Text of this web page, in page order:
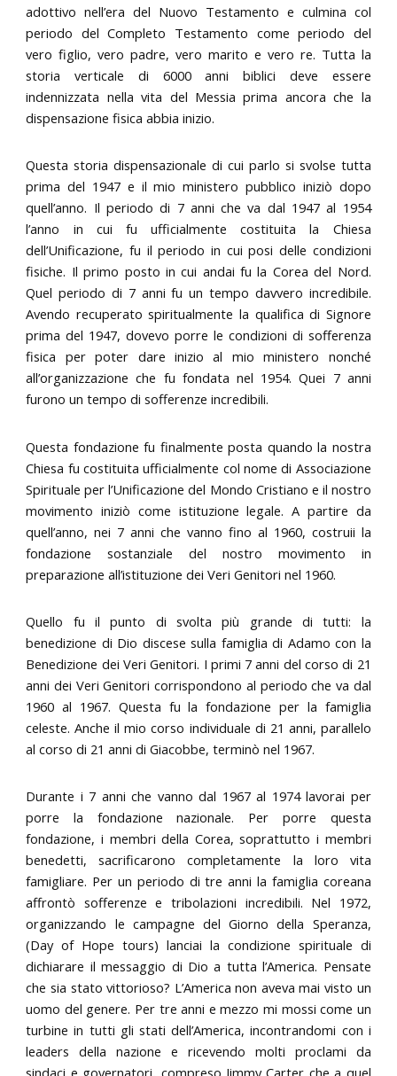
adottivo nell’era del Nuovo Testamento e culmina col
periodo del Completo Testamento come periodo del
vero figlio, vero padre, vero marito e vero re. Tutta la
storia verticale di 6000 anni biblici deve essere
indennizzata nella vita del Messia prima ancora che la
dispensazione fisica abbia inizio.
Questa storia dispensazionale di cui parlo si svolse tutta
prima del 1947 e il mio ministero pubblico iniziò dopo
quell’anno. Il periodo di 7 anni che va dal 1947 al 1954
l’anno in cui fu ufficialmente costituita la Chiesa
dell’Unificazione, fu il periodo in cui posi delle condizioni
fisiche. Il primo posto in cui andai fu la Corea del Nord.
Quel periodo di 7 anni fu un tempo davvero incredibile.
Avendo recuperato spiritualmente la qualifica di Signore
prima del 1947, dovevo porre le condizioni di sofferenza
fisica per poter dare inizio al mio ministero nonché
all’organizzazione che fu fondata nel 1954. Quei 7 anni
furono un tempo di sofferenze incredibili.
Questa fondazione fu finalmente posta quando la nostra
Chiesa fu costituita ufficialmente col nome di Associazione
Spirituale per l’Unificazione del Mondo Cristiano e il nostro
movimento iniziò come istituzione legale. A partire da
quell’anno, nei 7 anni che vanno fino al 1960, costruii la
fondazione sostanziale del nostro movimento in
preparazione all’istituzione dei Veri Genitori nel 1960.
Quello fu il punto di svolta più grande di tutti: la
benedizione di Dio discese sulla famiglia di Adamo con la
Benedizione dei Veri Genitori. I primi 7 anni del corso di 21
anni dei Veri Genitori corrispondono al periodo che va dal
1960 al 1967. Questa fu la fondazione per la famiglia
celeste. Anche il mio corso individuale di 21 anni, parallelo
al corso di 21 anni di Giacobbe, terminò nel 1967.
Durante i 7 anni che vanno dal 1967 al 1974 lavorai per
porre la fondazione nazionale. Per porre questa
fondazione, i membri della Corea, soprattutto i membri
benedetti, sacrificarono completamente la loro vita
famigliare. Per un periodo di tre anni la famiglia coreana
affrontò sofferenze e tribolazioni incredibili. Nel 1972,
organizzando le campagne del Giorno della Speranza,
(Day of Hope tours) lanciai la condizione spirituale di
dichiarare il messaggio di Dio a tutta l’America. Pensate
che sia stato vittorioso? L’America non aveva mai visto un
uomo del genere. Per tre anni e mezzo mi mossi come un
turbine in tutti gli stati dell’America, incontrandomi con i
leaders della nazione e ricevendo molti proclami da